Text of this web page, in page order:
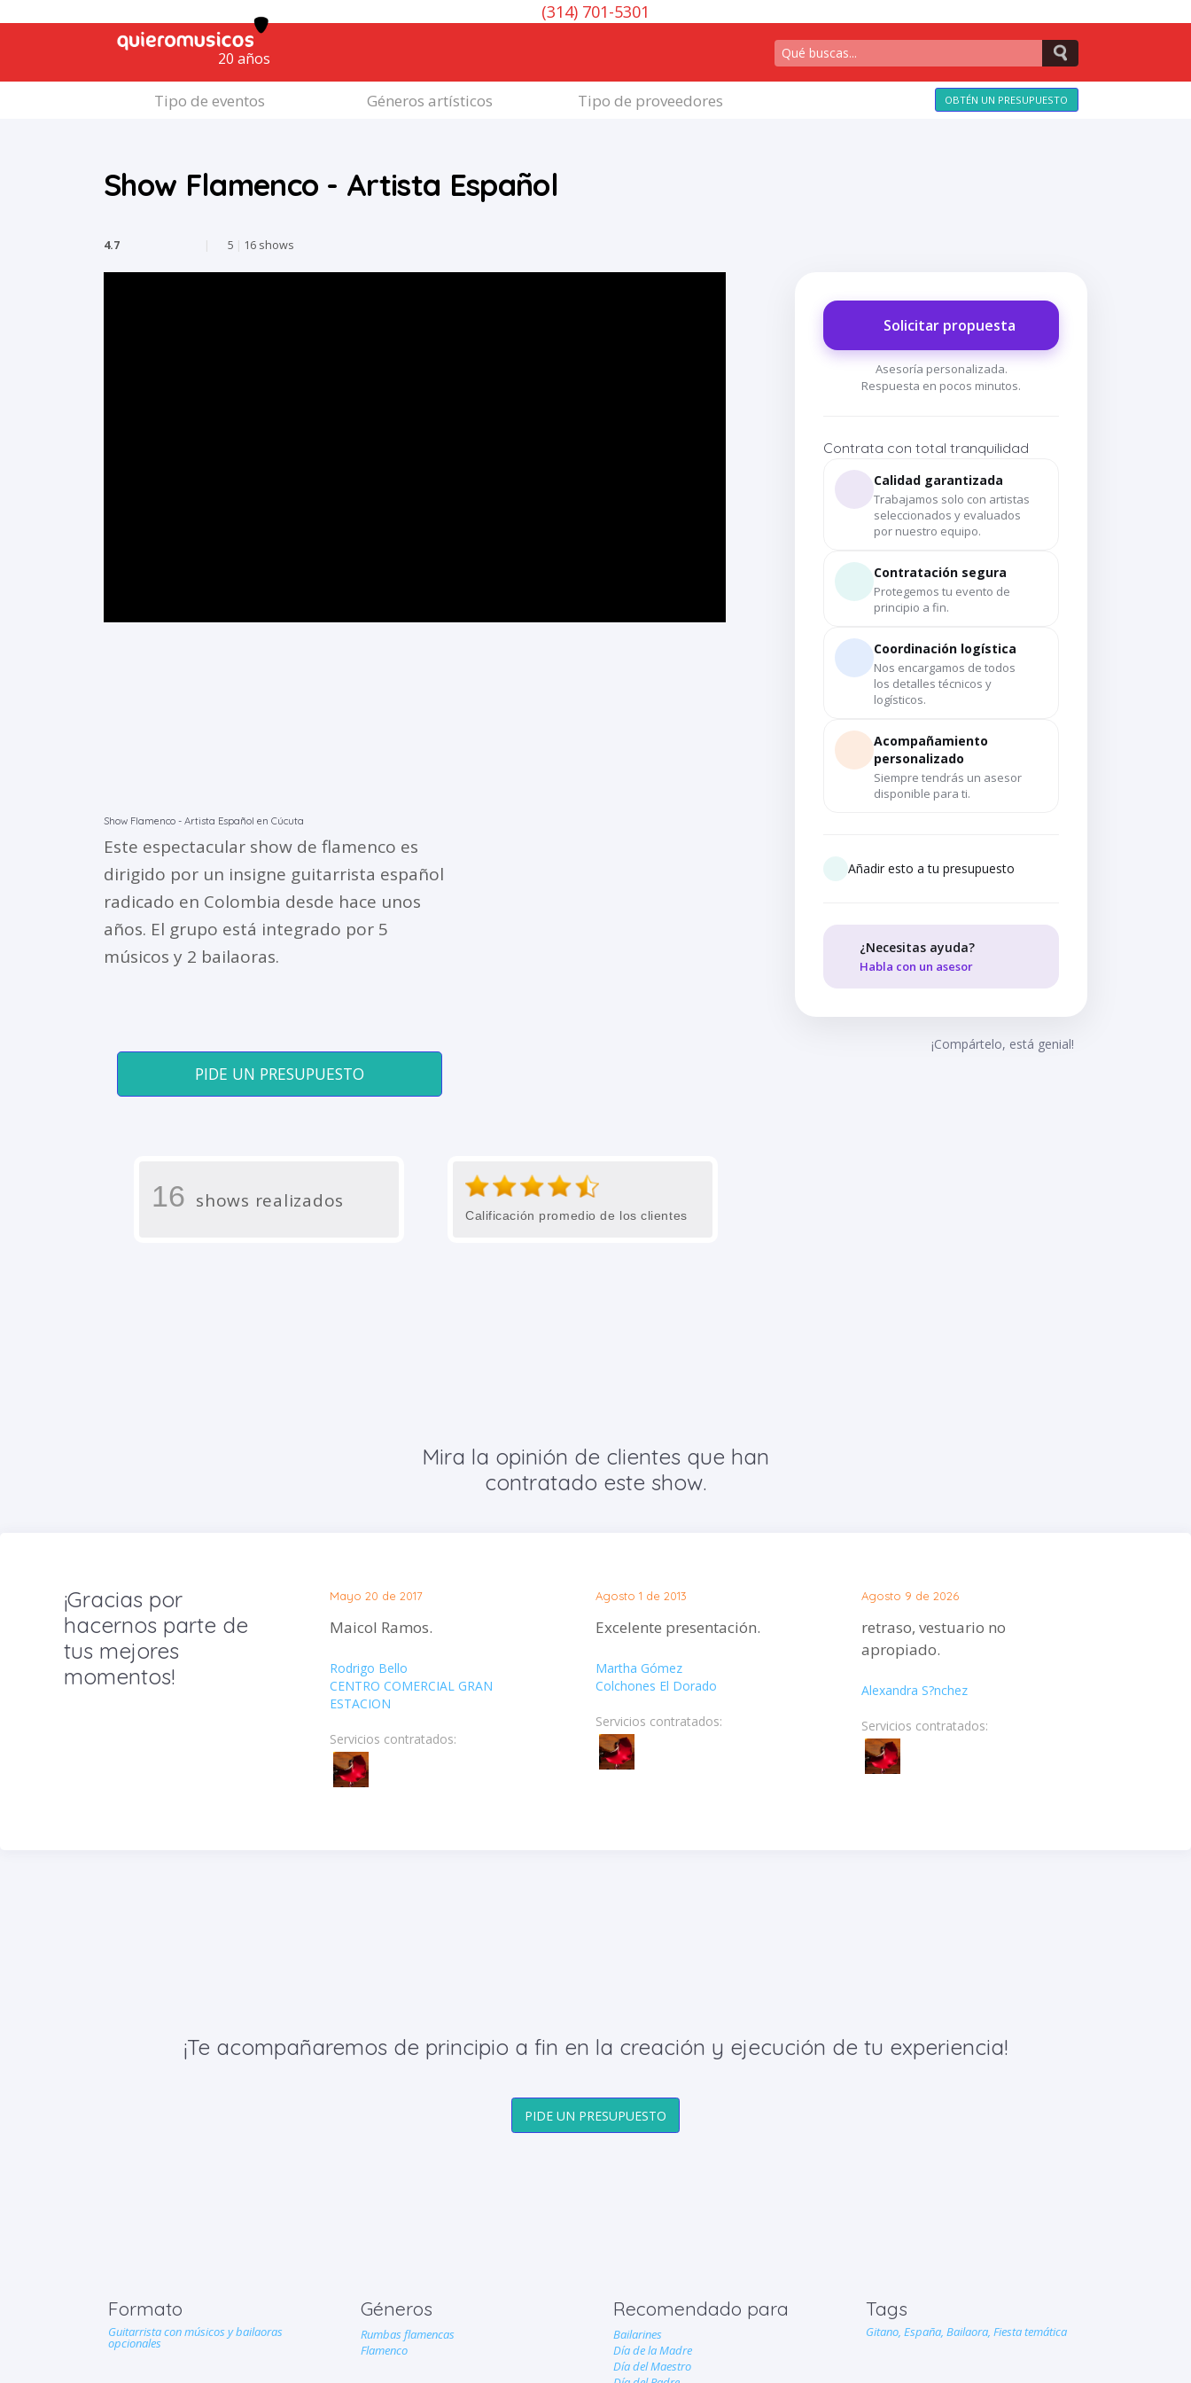
(314) 701-5301
20 años
Tipo de eventos Géneros artísticos Tipo de proveedores OBTÉN UN PRESUPUESTO
Show Flamenco - Artista Español
4.7 | 5 | 16 shows
Solicitar propuesta
Asesoría personalizada.
Respuesta en pocos minutos.
Contrata con total tranquilidad
Calidad garantizada
Trabajamos solo con artistas
seleccionados y evaluados
por nuestro equipo.
Contratación segura
Protegemos tu evento de
principio a fin.
Coordinación logística
Nos encargamos de todos
los detalles técnicos y
logísticos.
Acompañamiento
personalizado
Siempre tendrás un asesor
disponible para ti.
Añadir esto a tu presupuesto
¿Necesitas ayuda?
Habla con un asesor
¡Compártelo, está genial!
Show Flamenco - Artista Español en Cúcuta
Este espectacular show de flamenco es
dirigido por un insigne guitarrista español
radicado en Colombia desde hace unos
años. El grupo está integrado por 5
músicos y 2 bailaoras.
PIDE UN PRESUPUESTO
16 shows realizados
Calificación promedio de los clientes
Mira la opinión de clientes que han
contratado este show.
¡Gracias por
hacernos parte de
tus mejores
momentos!
Mayo 20 de 2017
Maicol Ramos.
Rodrigo Bello
CENTRO COMERCIAL GRAN
ESTACION
Servicios contratados:
Agosto 1 de 2013
Excelente presentación.
Martha Gómez
Colchones El Dorado
Servicios contratados:
Agosto 9 de 2026
retraso, vestuario no
apropiado.
Alexandra S?nchez
Servicios contratados:
¡Te acompañaremos de principio a fin en la creación y ejecución de tu experiencia!
PIDE UN PRESUPUESTO
Formato
Guitarrista con músicos y bailaoras
opcionales
Géneros
Rumbas flamencas
Flamenco
Recomendado para
Bailarines
Día de la Madre
Día del Maestro
Tags
Gitano, España, Bailaora, Fiesta temática